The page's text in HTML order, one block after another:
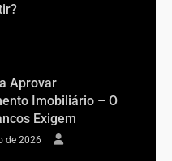
Aprovar
Imobiliário – O
Exigem
de 2026